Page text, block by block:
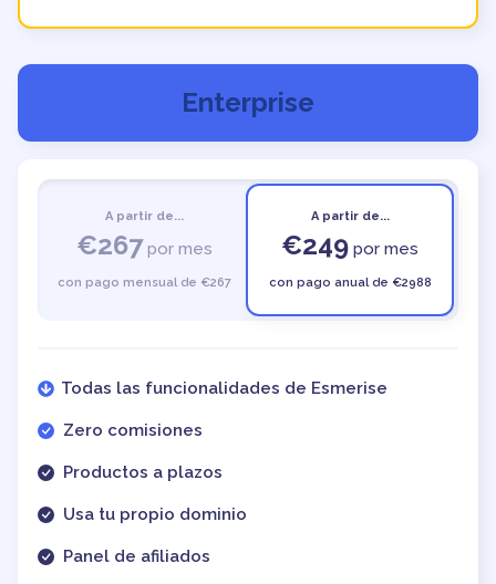
Enterprise
A partir de...
€267por mes
con pago mensual de €267
A partir de...
€249 por mes
con pago anual de €2988
Todas las funcionalidades de Esmerise
Zero comisiones
Productos a plazos
Usa tu propio dominio
Panel de afiliados